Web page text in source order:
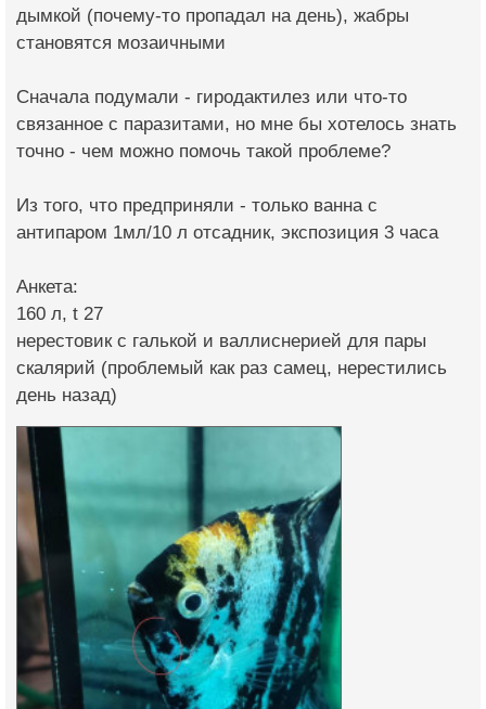
дымкой (почему-то пропадал на день), жабры
становятся мозаичными
Сначала подумали - гиродактилез или что-то
связанное с паразитами, но мне бы хотелось знать
точно - чем можно помочь такой проблеме?
Из того, что предприняли - только ванна с
антипаром 1мл/10 л отсадник, экспозиция 3 часа
Анкета:
160 л, t 27
нерестовик с галькой и валлиснерией для пары
скалярий (проблемый как раз самец, нерестились
день назад)